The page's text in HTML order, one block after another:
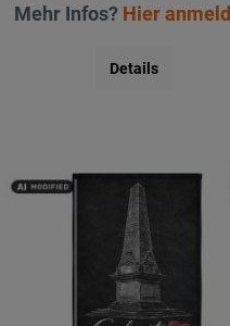
Mehr Infos? Hier
Details